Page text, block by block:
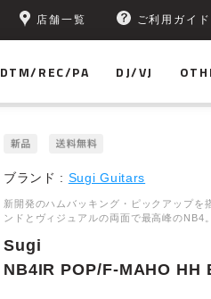
店舗一覧 ご利用ガイド
DTM/REC/PA DJ/VJ
ブランド : Sugi Guitars
新開発のハムバッキング・ピックアップを
ンドとヴィジュアルの両面で最高峰のNB4。
Sugi
NB4IR POP/F-MAHO HH